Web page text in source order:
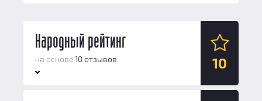
Народный рейтинг
на основе10 отзывов 10